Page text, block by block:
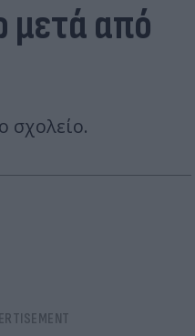
μετά από
σχολείο.